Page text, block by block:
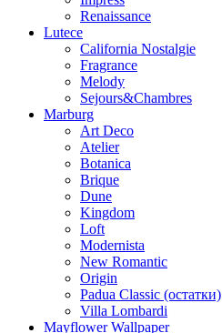
Renaissance
Lutece
California Nostalgie
Fragrance
Melody
Sejours&Chambres
Marburg
Art Deco
Atelier
Botanica
Brique
Dune
Kingdom
Loft
Modernista
New Romantic
Origin
Padua Classic (остатки)
Villa Lombardi
Mayflower Wallpaper